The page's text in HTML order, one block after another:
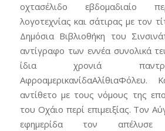
οχτασέλιδο εβδομαδιαίο
λογοτεχνίας και σάτιρας με τον
Δημόσια Βιβλιοθήκη του
αντίγραφο των εννέα συνολικά
ίδια χρονιά
ΑφροαμερικανίδαΑλίθιαΦόλευ.
αντίθετο με τους νόμους της
του Οχάιο περί επιμειξίας. Τον
εφημερίδα τον απέλυσε